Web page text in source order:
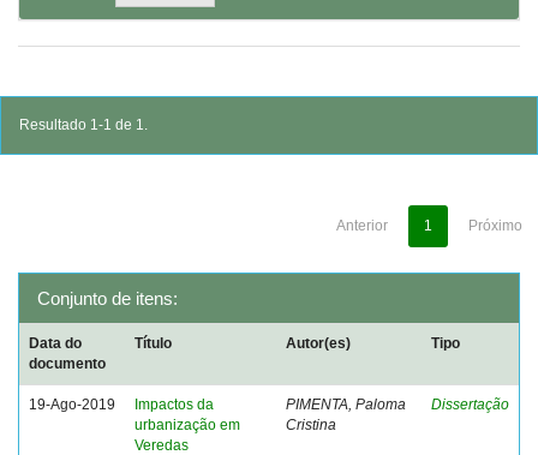
Resultado 1-1 de 1.
Anterior 1 Próximo
Conjunto de itens:
Data do
documento
Título Autor(es) Tipo
19-Ago-2019
Impactos da
urbanização em
Veredas
PIMENTA, Paloma
Cristina
Dissertação